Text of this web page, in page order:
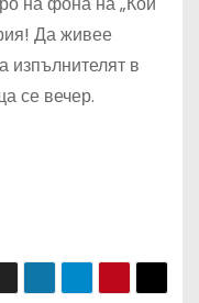
Да живее
изпълнителят в
се вечер.